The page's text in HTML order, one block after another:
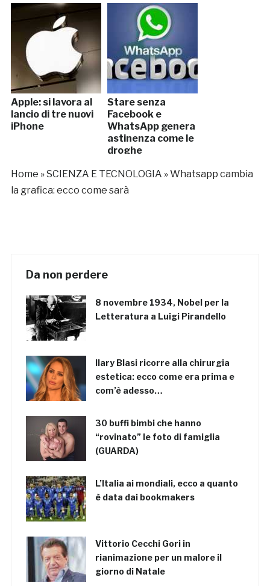
Apple: si lavora al
lancio di tre nuovi
iPhone
Stare senza
Facebook e
WhatsApp genera
astinenza come le
droghe
Home »SCIENZA E TECNOLOGIA »Whatsapp cambia
la grafica: ecco come sarà
Da non perdere
8 novembre 1934, Nobel per la
Letteratura a Luigi Pirandello
Ilary Blasi ricorre alla chirurgia
estetica: ecco come era prima e
com’è adesso…
30 buffi bimbi che hanno
“rovinato” le foto di famiglia
(GUARDA)
L’Italia ai mondiali, ecco a quanto
è data dai bookmakers
Vittorio Cecchi Gori in
rianimazione per un malore il
giorno di Natale